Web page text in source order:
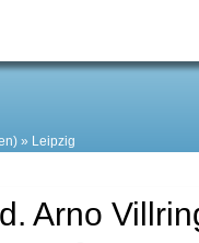
Leipzig
Arno